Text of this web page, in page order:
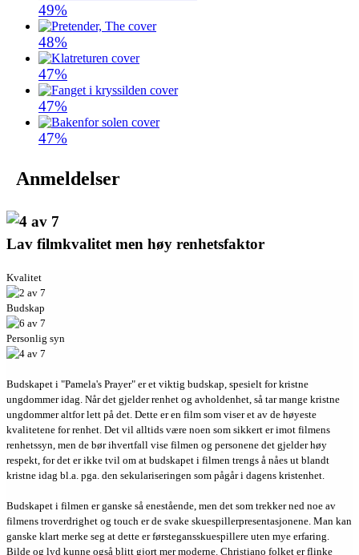
49%
48%
47%
47%
47%
Anmeldelser
Lav filmkvalitet men høy renhetsfaktor
Kvalitet
Budskap
Personlig syn
Budskapet i "Pamela's Prayer" er et viktig budskap, spesielt for kristne
ungdommer idag. Når det gjelder renhet og avholdenhet, så tar mange kristne
ungdommer altfor lett på det. Dette er en film som viser et av de høyeste
kvalitetene for renhet. Det vil alltids være noen som sikkert er imot filmens
renhetssyn, men de bør ihvertfall vise filmen og personene det gjelder høy
respekt, for det er ikke tvil om at budskapet i filmen trengs å nåes ut blandt
kristne idag bl.a. pga. den sekulariseringen som pågår i dagens kristenhet.
Budskapet i filmen er ganske så enestående, men det som trekker ned noe av
filmens troverdrighet og touch er de svake skuespillerpresentasjonene. Man kan
ganske klart merke seg at dette er førstegansskuespillere uten mye erfaring.
Bilde og lyd kunne også blitt gjort mer moderne. Christiano folket er flinke